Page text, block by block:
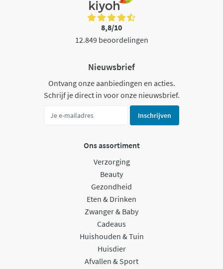
8,8/10
12.849 beoordelingen
Nieuwsbrief
Ontvang onze aanbiedingen en acties.
Schrijf je direct in voor onze nieuwsbrief.
Inschrijven
Ons assortiment
Verzorging
Beauty
Gezondheid
Eten & Drinken
Zwanger & Baby
Cadeaus
Huishouden & Tuin
Huisdier
Afvallen & Sport